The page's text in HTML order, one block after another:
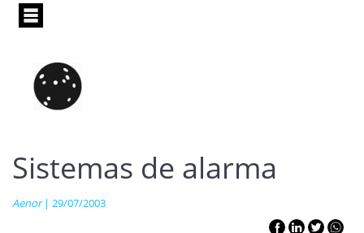
Pasar
principal
Sistemas de alarma
Aenor| 29/07/2003